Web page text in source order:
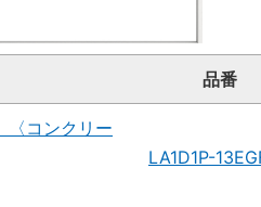
品番
コンクリー
LA1D1P-